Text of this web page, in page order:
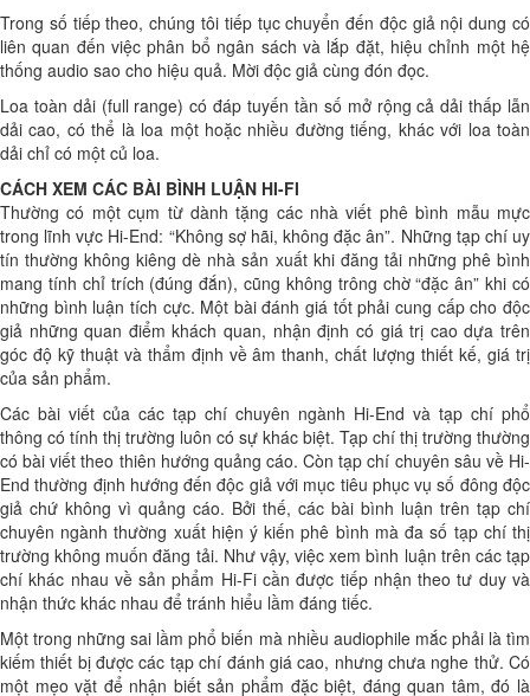
Trong số tiếp theo, chúng tôi tiếp tục chuyển đến độc giả nội dung có
liên quan đến việc phân bổ ngân sách và lắp đặt, hiệu chỉnh một hệ
thống audio sao cho hiệu quả. Mời độc giả cùng đón đọc.
Loa toàn dải (full range) có đáp tuyến tần số mở rộng cả dải thấp lẫn
dải cao, có thể là loa một hoặc nhiều đường tiếng, khác với loa toàn
dải chỉ có một củ loa.
CÁCH XEM CÁC BÀI BÌNH LUẬN HI-FI
Thường có một cụm từ dành tặng các nhà viết phê bình mẫu mực
trong lĩnh vực Hi-End: “Không sợ hãi, không đặc ân”. Những tạp chí uy
tín thường không kiêng dè nhà sản xuất khi đăng tải những phê bình
mang tính chỉ trích (đúng đắn), cũng không trông chờ “đặc ân” khi có
những bình luận tích cực. Một bài đánh giá tốt phải cung cấp cho độc
giả những quan điểm khách quan, nhận định có giá trị cao dựa trên
góc độ kỹ thuật và thẩm định về âm thanh, chất lượng thiết kế, giá trị
của sản phẩm.
Các bài viết của các tạp chí chuyên ngành Hi-End và tạp chí phổ
thông có tính thị trường luôn có sự khác biệt. Tạp chí thị trường thường
có bài viết theo thiên hướng quảng cáo. Còn tạp chí chuyên sâu về Hi-
End thường định hướng đến độc giả với mục tiêu phục vụ số đông độc
giả chứ không vì quảng cáo. Bởi thế, các bài bình luận trên tạp chí
chuyên ngành thường xuất hiện ý kiến phê bình mà đa số tạp chí thị
trường không muốn đăng tải. Như vậy, việc xem bình luận trên các tạp
chí khác nhau về sản phẩm Hi-Fi cần được tiếp nhận theo tư duy và
nhận thức khác nhau để tránh hiểu lầm đáng tiếc.
Một trong những sai lầm phổ biến mà nhiều audiophile mắc phải là tìm
kiếm thiết bị được các tạp chí đánh giá cao, nhưng chưa nghe thử. Có
một mẹo vặt để nhận biết sản phẩm đặc biệt, đáng quan tâm, đó là